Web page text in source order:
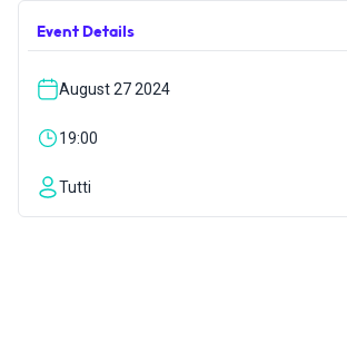
INSPIRATIONS
Event Details
August 27 2024
19:00
Tutti